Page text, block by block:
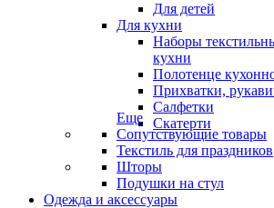
Для детей
Для кухни
Наборы
кухни
Полотенце
Прихватки,
Салфетки
Скатерти
Еще
Сопутствующие товары
Текстиль для праздников
Шторы
Подушки на стул
Одежда и аксессуары